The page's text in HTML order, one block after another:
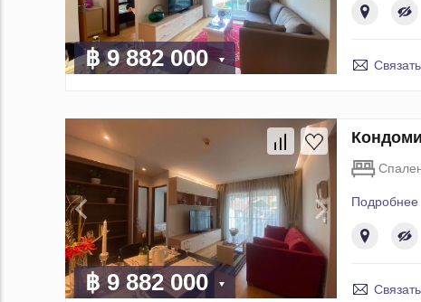
฿ 9 882 000
฿ 9 882 000
Подробнее